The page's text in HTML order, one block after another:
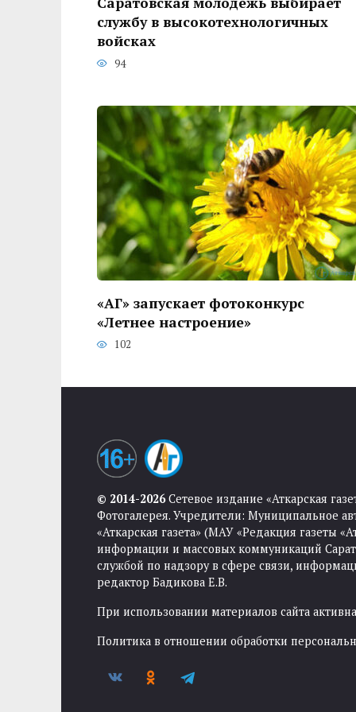
службу в высокотехнологичных
войсках
94
«АГ» запускает фотоконкурс
«Летнее настроение»
102
© 2014-2026Сетевое издание «Аткарская
Фотогалерея. Учредители: Муниципальное
«Аткарская газета» (МАУ «Редакция газеты
информации и массовых коммуникаций
службой по надзору в сфере связи,
редактор Бадикова Е.В.
При использовании материалов сайта
Политика в отношении обработки